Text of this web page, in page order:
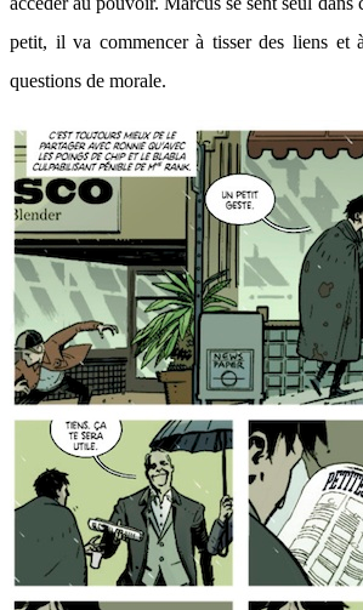
petit, il va commencer à tisser des liens et
questions de morale.